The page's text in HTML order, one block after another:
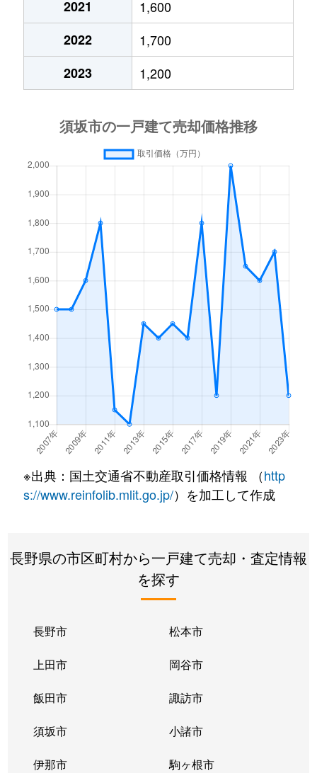
2021
1,600
2022
1,700
2023
1,200
※出典：国土交通省不動産取引価格情報 （http
s://www.reinfolib.mlit.go.jp/）を加工して作成
長野県の市区町村から一戸建て売却・査定情報
を探す
長野市 松本市
上田市 岡谷市
飯田市 諏訪市
須坂市 小諸市
伊那市 駒ヶ根市